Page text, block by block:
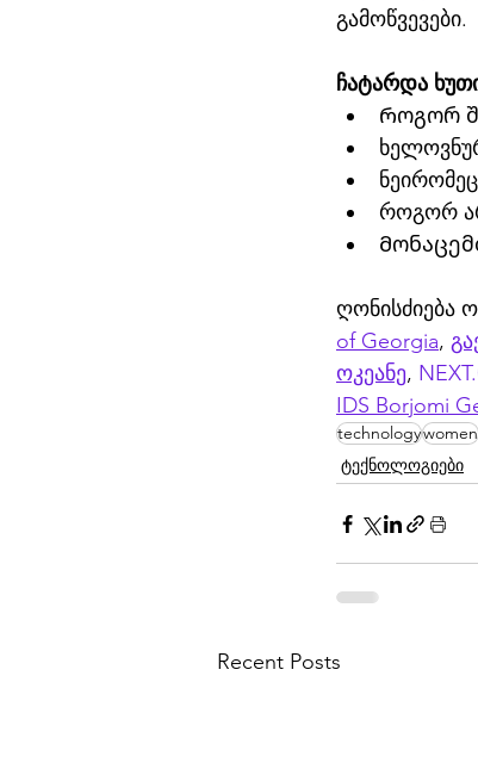
გამოწვევები.
ჩატარდა
Როგორ
როგორ
ღონისძიება
of Georgia,
ოკეანე,
IDS Borjomi
technologywomen
ტექნოლოგიები
Recent Posts